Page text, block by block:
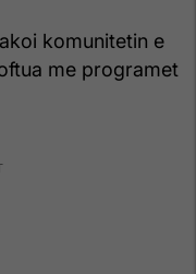
komunitetin e
me programet